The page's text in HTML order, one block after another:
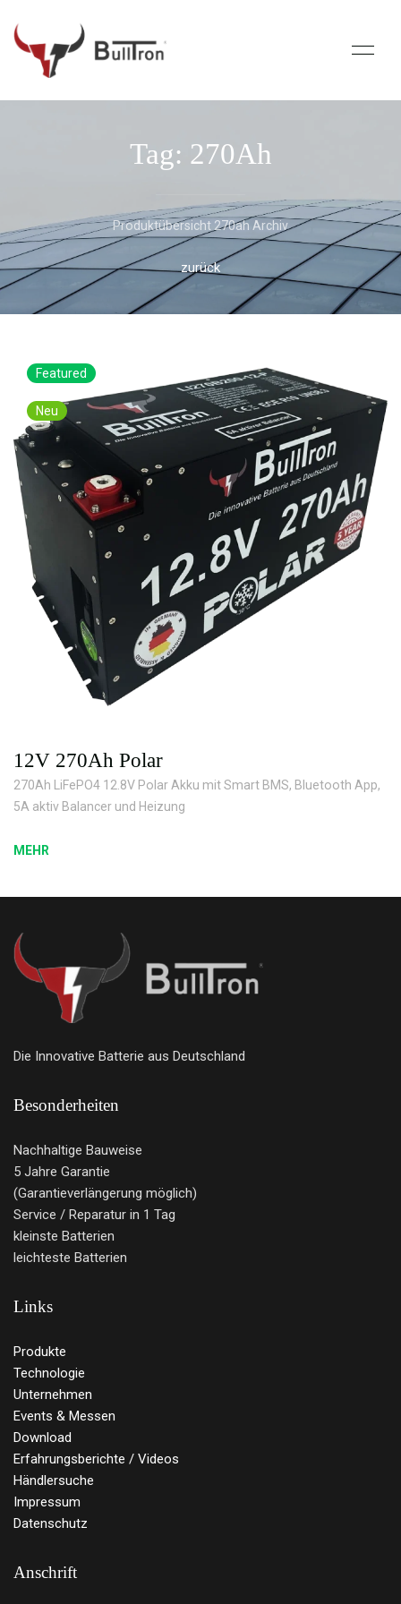
Tag: 270Ah
Produktübersicht 270ah Archiv
zurück
Featured
Neu
12V 270Ah Polar
270Ah LiFePO4 12.8V Polar Akku mit Smart BMS, Bluetooth App,
5A aktiv Balancer und Heizung
MEHR
Die Innovative Batterie aus Deutschland
Besonderheiten
Nachhaltige Bauweise
5 Jahre Garantie
(Garantieverlängerung möglich)
Service / Reparatur in 1 Tag
kleinste Batterien
leichteste Batterien
Links
Produkte
Technologie
Unternehmen
Events & Messen
Download
Erfahrungsberichte / Videos
Händlersuche
Impressum
Datenschutz
Anschrift